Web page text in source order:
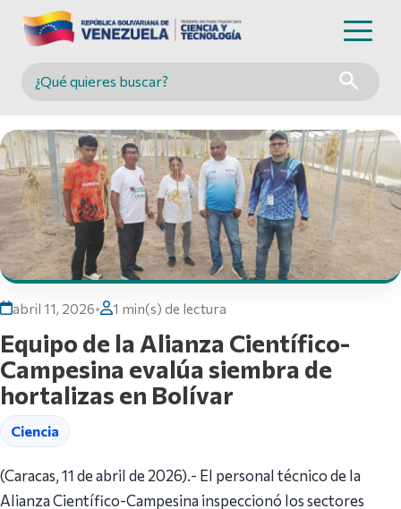
Buscar en MINCYT
abril 11, 2026• 1 min(s) de lectura
Equipo de la Alianza Científico-
Campesina evalúa siembra de
hortalizas en Bolívar
Ciencia
(Caracas, 11 de abril de 2026).- El personal técnico de la
Alianza Científico-Campesina inspeccionó los sectores